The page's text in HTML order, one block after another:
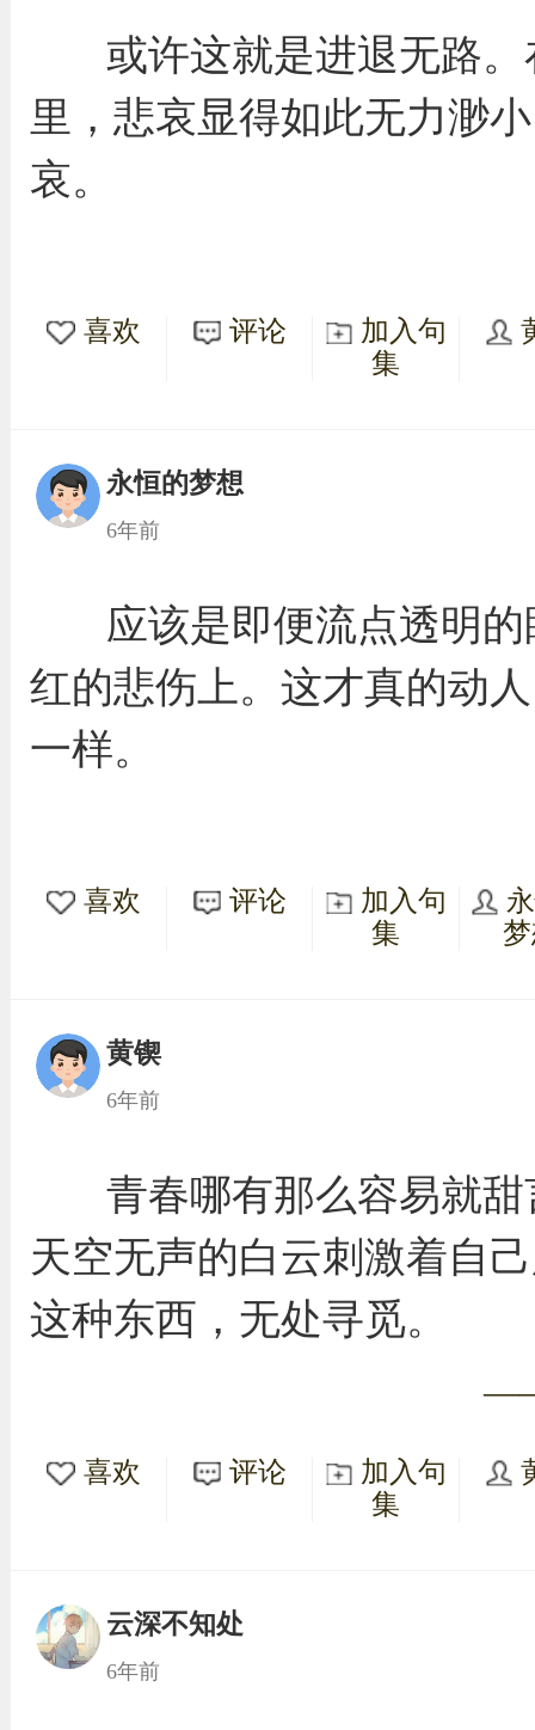
或许这就是进退无路
里，悲哀显得如此无力渺
哀。
喜欢 评论
加入句
集
永恒的梦想
6年前
应该是即便流点透明
红的悲伤上。这才真的动
一样。
喜欢 评论
加入句
集
黄锲
6年前
青春哪有那么容易就
天空无声的白云刺激着自
这种东西，无处寻觅。
喜欢 评论
加入句
集
云深不知处
6年前